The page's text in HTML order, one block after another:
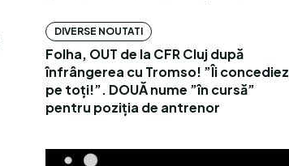
DIVERSE NOUTATI
Folha, OUT de la CFR Cluj după
înfrângerea cu Tromso! ”Îi concediez
pe toți!”. DOUĂ nume ”în cursă”
pentru poziția de antrenor